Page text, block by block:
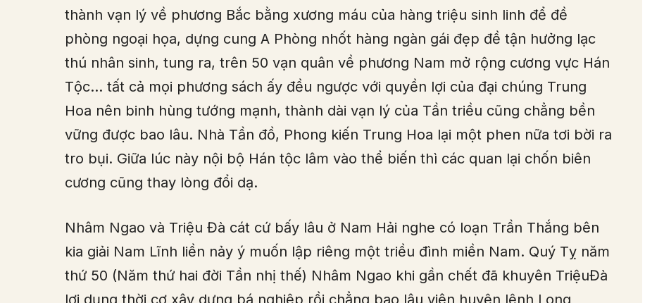
thành vạn lý về phương Bắc bằng xương máu của hàng triệu sinh linh để đề
phòng ngoại họa, dựng cung A Phòng nhốt hàng ngàn gái đẹp đề tận hưởng lạc
thú nhân sinh, tung ra, trên 50 vạn quân về phương Nam mở rộng cương vực Hán
Tộc… tất cả mọi phương sách ấy đều ngược với quyền lợi của đại chúng Trung
Hoa nên binh hùng tướng mạnh, thành dài vạn lý của Tần triều cũng chẳng bền
vững được bao lâu. Nhà Tần đồ, Phong kiến Trung Hoa lại một phen nữa tơi bời ra
tro bụi. Giữa lúc này nội bộ Hán tộc lâm vào thể biến thì các quan lại chốn biên
cương cũng thay lòng đổi dạ.
Nhâm Ngao và Triệu Đà cát cứ bấy lâu ở Nam Hải nghe có loạn Trần Thắng bên
kia giải Nam Lĩnh liền nảy ý muốn lập riêng một triều đình miền Nam. Quý Tỵ năm
thứ 50 (Năm thứ hai đời Tần nhị thế) Nhâm Ngao khi gần chết đã khuyên TriệuĐà
lợi dụng thời cơ xây dựng bá nghiệp rồi chẳng bao lâu viên huyện lệnh Long